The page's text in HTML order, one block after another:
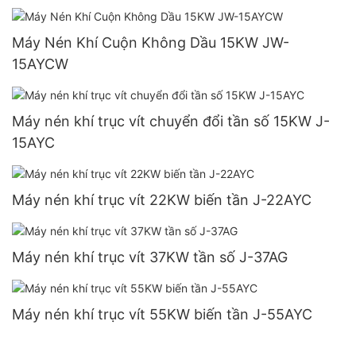
Máy Nén Khí Cuộn Không Dầu 15KW JW-
15AYCW
Máy nén khí trục vít chuyển đổi tần số 15KW J-
15AYC
Máy nén khí trục vít 22KW biến tần J-22AYC
Máy nén khí trục vít 37KW tần số J-37AG
Máy nén khí trục vít 55KW biến tần J-55AYC